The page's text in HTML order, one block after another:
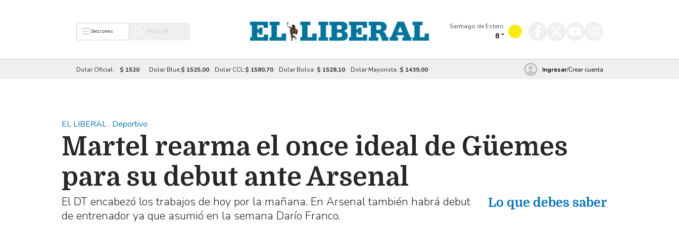
Secciones
Santiago de Estero
8 º
Dolar Oficial: $ 1520 Dolar Blue:$ 1525,00 Dolar CCL:$ 1580,70 Dolar Bolsa: $ 1528,10 Dolar Mayorista: $ 1439,00 Ingresar/Crear cuenta
EL LIBERAL. Deportivo
Martel rearma el once ideal de Güemes
para su debut ante Arsenal
El DT encabezó los trabajos de hoy por la mañana. En Arsenal también habrá debut
de entrenador ya que asumió en la semana Darío Franco.
Lo que debes saber